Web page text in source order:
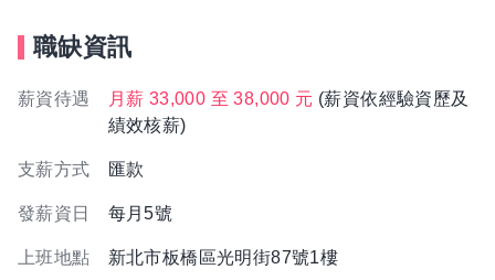
職缺資訊
薪資待遇 月薪 33,000 至 38,000 元 (薪資依經驗資歷及
績效核薪)
支薪方式 匯款
發薪資日 每月5號
上班地點 新北市板橋區光明街87號1樓